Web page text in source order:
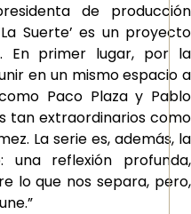
de producción
Suerte’ es un proyecto
En primer lugar, por la
en un mismo espacio a
Paco Plaza y Pablo
tan extraordinarios como
La serie es, además, la
una reflexión profunda,
lo que nos separa, pero,